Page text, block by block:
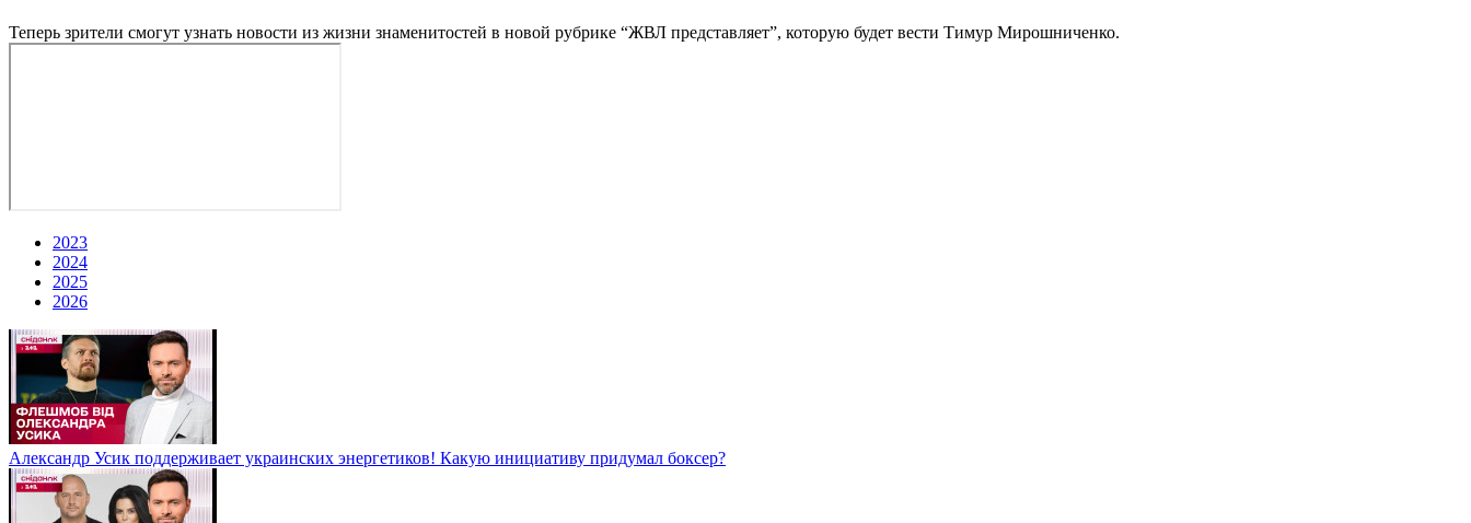
Теперь зрители смогут узнать новости из жизни знаменитостей в новой рубрике “ЖВЛ представляет”, которую будет вести Тимур Мирошниченко.
2023
2024
2025
2026
Александр Усик поддерживает украинских энергетиков! Какую инициативу придумал боксер?